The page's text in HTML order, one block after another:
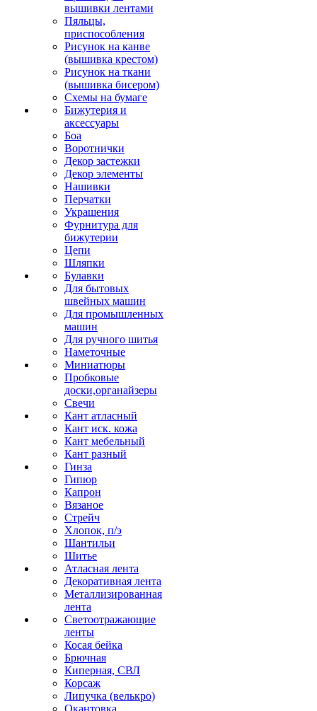
вышивки лентами
Пяльцы,
приспособления
Рисунок на канве
(вышивка крестом)
Рисунок на ткани
(вышивка бисером)
Схемы на бумаге
Бижутерия и
аксессуары
Боа
Воротнички
Декор застежки
Декор элементы
Нашивки
Перчатки
Украшения
Фурнитура для
бижутерии
Цепи
Шляпки
Булавки
Для бытовых
швейных машин
Для промышленных
машин
Для ручного шитья
Наметочные
Миниатюры
Пробковые
доски,органайзеры
Свечи
Кант атласный
Кант иск. кожа
Кант мебельный
Кант разный
Гинза
Гипюр
Капрон
Вязаное
Стрейч
Хлопок, п/э
Шантильи
Шитье
Атласная лента
Декоративная лента
Металлизированная
лента
Светоотражающие
ленты
Косая бейка
Брючная
Киперная, СВЛ
Корсаж
Липучка (велькро)
Окантовка